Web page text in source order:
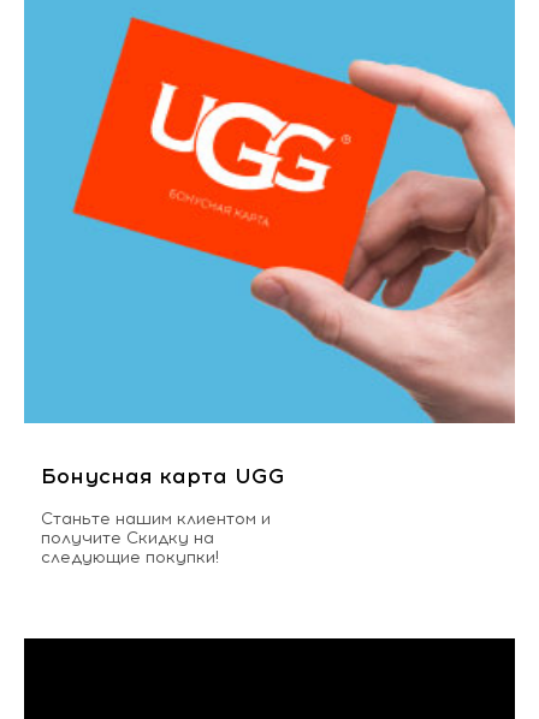
Бонусная карта UGG
Станьте нашим клиентом и
получите Скидку на
следующие покупки!